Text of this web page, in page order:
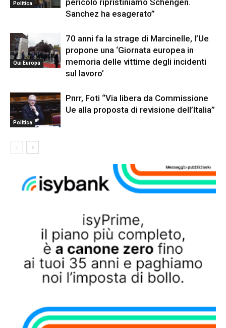
Politica
pericolo ripristiniamo Schengen.
Sanchez ha esagerato”
Qui Europa
70 anni fa la strage di Marcinelle, l’Ue
propone una ‘Giornata europea in
memoria delle vittime degli incidenti
sul lavoro’
Politica
Pnrr, Foti “Via libera da Commissione
Ue alla proposta di revisione dell’Italia”